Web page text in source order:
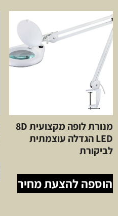
מנורת לופה מקצועית 8D
LED הגדלה עוצמתית
לביקורת
הוספה להצעת מחיר